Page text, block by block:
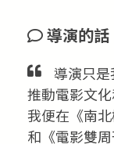
導演的話
導演只是
推動電影文
我便在《南
和《電影雙